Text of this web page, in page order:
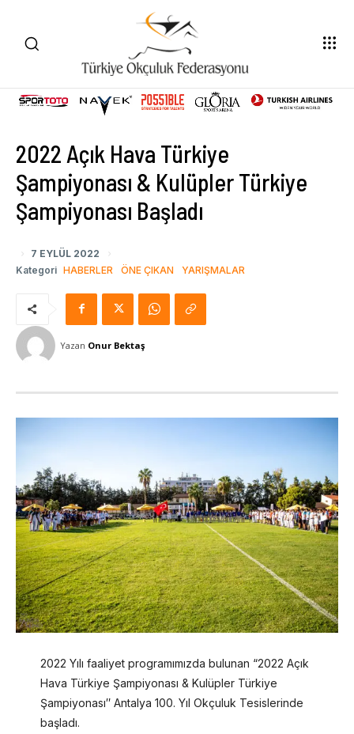
2022 Açık Hava Türkiye
Şampiyonası & Kulüpler Türkiye
Şampiyonası Başladı
7 EYLÜL 2022
Kategori HABERLER ÖNE ÇIKAN YARIŞMALAR
Yazan Onur Bektaş
2022 Yılı faaliyet programımızda bulunan “2022 Açık
Hava Türkiye Şampiyonası & Kulüpler Türkiye
Şampiyonası″ Antalya 100. Yıl Okçuluk Tesislerinde
başladı.